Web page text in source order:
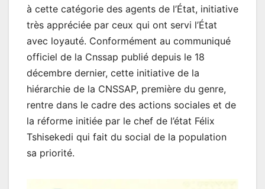
à cette catégorie des agents de l’État, initiative
très appréciée par ceux qui ont servi l’État
avec loyauté. Conformément au communiqué
officiel de la Cnssap publié depuis le 18
décembre dernier, cette initiative de la
hiérarchie de la CNSSAP, première du genre,
rentre dans le cadre des actions sociales et de
la réforme initiée par le chef de l’état Félix
Tshisekedi qui fait du social de la population
sa priorité.